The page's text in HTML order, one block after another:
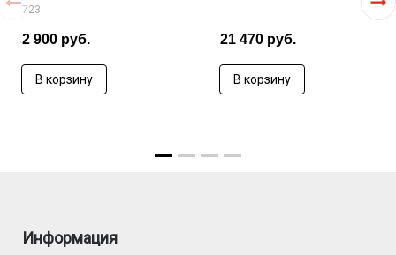
723
2 900 руб.
В корзину
21 470 руб.
В корзину
Информация